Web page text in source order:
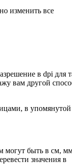
изменить все
в dpi для
вам другой
в упомянутой
могут быть в см,
значения в